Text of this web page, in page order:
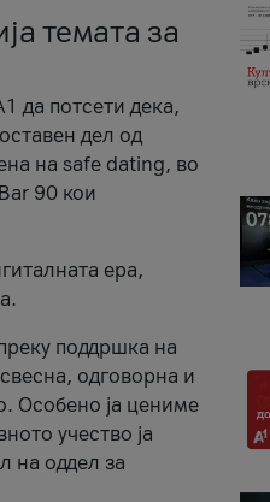
темата за
да потсети дека,
дел од
на safe dating, во
90 кои
ера,
поддршка на
одговорна и
Особено ја цениме
учество ја
на оддел за